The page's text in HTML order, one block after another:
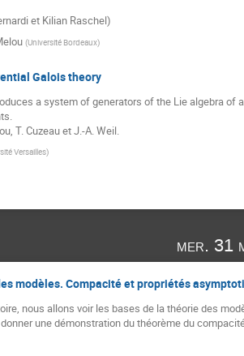
et Kilian Raschel)
(Université Bordeaux)
Galois theory
a system of generators of the Lie algebra
T. Cuzeau et J.-A. Weil.
Versailles)
mer. 31
modèles. Compacité et propriétés
nous allons voir les bases de la théorie des
une démonstration du théorème du